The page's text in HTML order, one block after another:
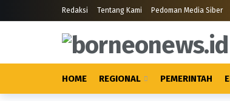
Redaksi Tentang Kami Pedoman Media Siber
HOME REGIONAL PEMERINTAH